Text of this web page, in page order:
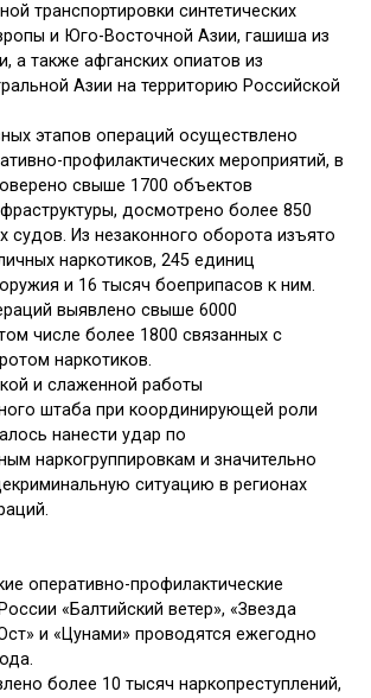
транспортировки синтетических
и Юго-Восточной Азии, гашиша из
а также афганских опиатов из
Азии на территорию Российской
этапов операций осуществлено
профилактических мероприятий, в
свыше 1700 объектов
досмотрено более 850
судов. Из незаконного оборота изъято
наркотиков, 245 единиц
и 16 тысяч боеприпасов к ним.
выявлено свыше 6000
числе более 1800 связанных с
наркотиков.
и слаженной работы
штаба при координирующей роли
нанести удар по
наркогруппировкам и значительно
ситуацию в регионах
оперативно-профилактические
«Балтийский ветер», «Звезда
и «Цунами» проводятся ежегодно
более 10 тысяч наркопреступлений,